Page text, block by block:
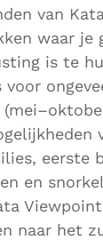
van
waar je
is te
voor
eerste
en
naar het